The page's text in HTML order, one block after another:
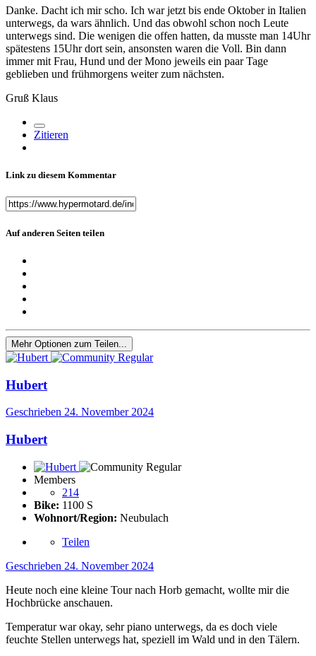
Danke. Dacht ich mir scho. Ich war jetzt bis ende Oktober in Italien
unterwegs, da wars ähnlich. Und das obwohl schon noch Leute
unterwegs sind. Die wenigen die offen hatten, da musste man 14Uhr
spätestens 15Uhr dort sein, ansonsten waren die Voll. Bin dann
immer mit Frau, Hund und der Mono jeweils ein paar Tage
geblieben und frühmorgens weiter zum nächsten.
Gruß Klaus
Zitieren
Link zu diesem Kommentar
Auf anderen Seiten teilen
Mehr Optionen zum Teilen...
Hubert
Geschrieben 24. November 2024
Hubert
Members
214
Bike: 1100 S
Wohnort/Region: Neubulach
Teilen
Geschrieben 24. November 2024
Heute noch eine kleine Tour nach Horb gemacht, wollte mir die
Hochbrücke anschauen.
Temperatur war okay, sehr piano unterwegs, da es doch viele
feuchte Stellen unterwegs hat, speziell im Wald und in den Tälern.